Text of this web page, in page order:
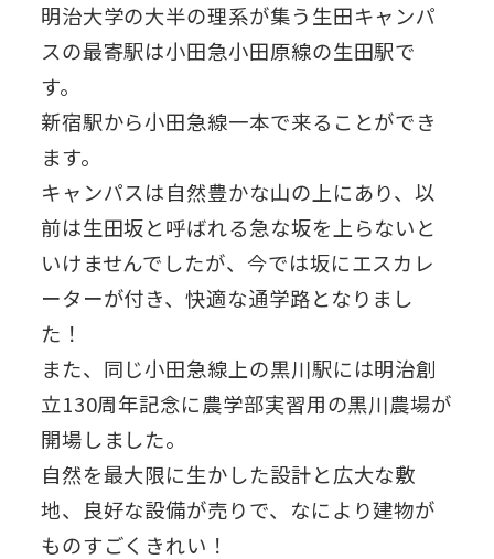
明治大学の大半の理系が集う生田キャンパ
スの最寄駅は小田急小田原線の生田駅で
す。
新宿駅から小田急線一本で来ることができ
ます。
キャンパスは自然豊かな山の上にあり、以
前は生田坂と呼ばれる急な坂を上らないと
いけませんでしたが、今では坂にエスカレ
ーターが付き、快適な通学路となりまし
た！
また、同じ小田急線上の黒川駅には明治創
立130周年記念に農学部実習用の黒川農場が
開場しました。
自然を最大限に生かした設計と広大な敷
地、良好な設備が売りで、なにより建物が
ものすごくきれい！